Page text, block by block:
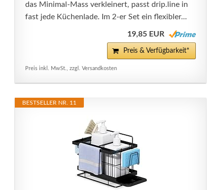
das Minimal-Mass verkleinert, passt drip.line in
fast jede Küchenlade. Im 2-er Set ein flexibler...
19,85 EUR
Preis & Verfügbarkeit*
Preis inkl. MwSt., zzgl. Versandkosten
BESTSELLER NR. 11